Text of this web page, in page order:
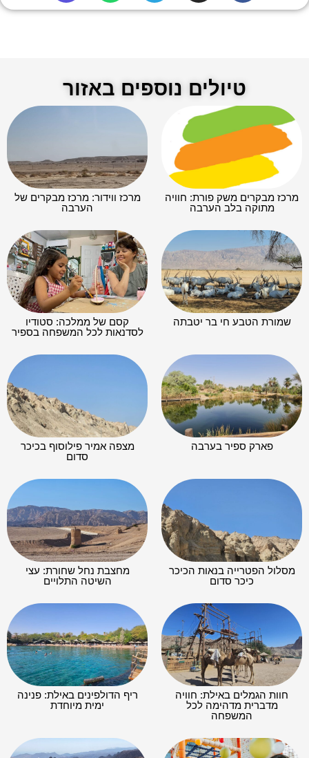
טיולים נוספים באזור
מרכז מבקרים משק פורת: חוויה
מתוקה בלב הערבה
מרכז ווידור: מרכז מבקרים של
הערבה
שמורת הטבע חי בר יטבתה
קסם של ממלכה: סטודיו
לסדנאות לכל המשפחה בספיר
פארק ספיר בערבה
מצפה אמיר פילוסוף בכיכר
סדום
מסלול הפטרייה בנאות הכיכר
כיכר סדום
מחצבת נחל שחורת: עצי
השיטה התלויים
חוות הגמלים באילת: חוויה
מדברית מדהימה לכל
המשפחה
ריף הדולפינים באילת: פנינה
ימית מיוחדת